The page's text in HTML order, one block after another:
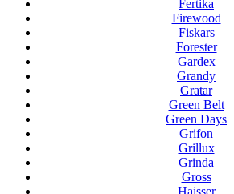
Fertika
Firewood
Fiskars
Forester
Gardex
Grandy
Gratar
Green Belt
Green Days
Grifon
Grillux
Grinda
Gross
Haisser